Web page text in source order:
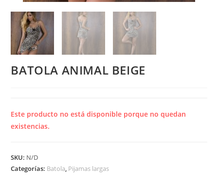
BATOLA ANIMAL BEIGE
Este producto no está disponible porque no quedan
existencias.
SKU: N/D
Categorías: Batola, Pijamas largas